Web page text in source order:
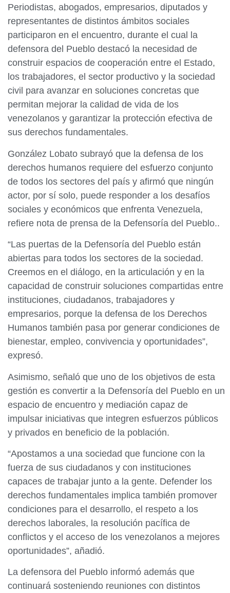
Periodistas, abogados, empresarios, diputados y
representantes de distintos ámbitos sociales
participaron en el encuentro, durante el cual la
defensora del Pueblo destacó la necesidad de
construir espacios de cooperación entre el Estado,
los trabajadores, el sector productivo y la sociedad
civil para avanzar en soluciones concretas que
permitan mejorar la calidad de vida de los
venezolanos y garantizar la protección efectiva de
sus derechos fundamentales.
González Lobato subrayó que la defensa de los
derechos humanos requiere del esfuerzo conjunto
de todos los sectores del país y afirmó que ningún
actor, por sí solo, puede responder a los desafíos
sociales y económicos que enfrenta Venezuela,
refiere nota de prensa de la Defensoría del Pueblo..
“Las puertas de la Defensoría del Pueblo están
abiertas para todos los sectores de la sociedad.
Creemos en el diálogo, en la articulación y en la
capacidad de construir soluciones compartidas entre
instituciones, ciudadanos, trabajadores y
empresarios, porque la defensa de los Derechos
Humanos también pasa por generar condiciones de
bienestar, empleo, convivencia y oportunidades”,
expresó.
Asimismo, señaló que uno de los objetivos de esta
gestión es convertir a la Defensoría del Pueblo en un
espacio de encuentro y mediación capaz de
impulsar iniciativas que integren esfuerzos públicos
y privados en beneficio de la población.
“Apostamos a una sociedad que funcione con la
fuerza de sus ciudadanos y con instituciones
capaces de trabajar junto a la gente. Defender los
derechos fundamentales implica también promover
condiciones para el desarrollo, el respeto a los
derechos laborales, la resolución pacífica de
conflictos y el acceso de los venezolanos a mejores
oportunidades”, añadió.
La defensora del Pueblo informó además que
continuará sosteniendo reuniones con distintos